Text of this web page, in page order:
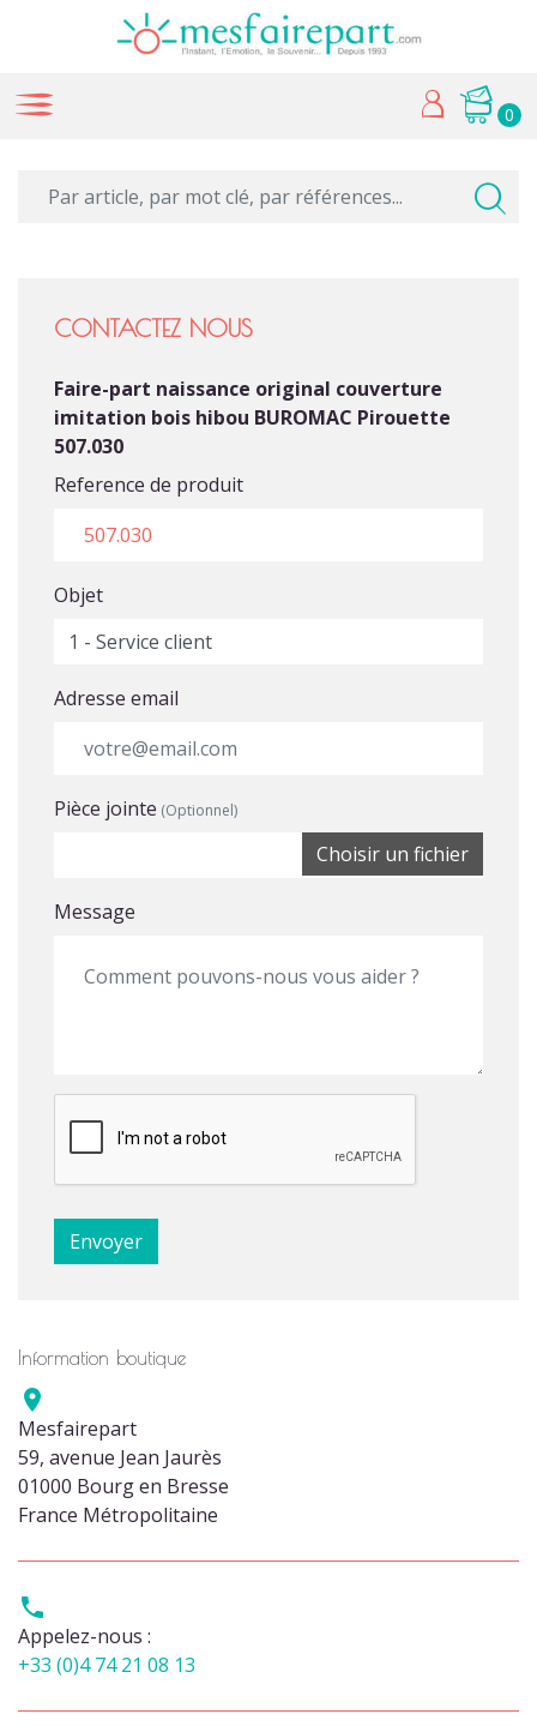
0
Information boutique

Mesfairepart
59, avenue Jean Jaurès
01000 Bourg en Bresse
France Métropolitaine

Appelez-nous :
+33 (0)4 74 21 08 13
CONTACTEZ NOUS
Faire-part naissance original couverture
imitation bois hibou BUROMAC Pirouette
507.030
Reference de produit
Objet
Adresse email
Pièce jointe (Optionnel)
Message